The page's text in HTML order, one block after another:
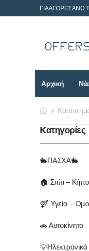
ΓΙΑ ΑΓΟΡΕΣ ΑΝΩ
Αρχική
Κατηγορίες
🐇ΠΑΣΧΑ🐇
🏠 Σπίτι –
⚤ Υγεία –
🚗 Αυτοκίνητο